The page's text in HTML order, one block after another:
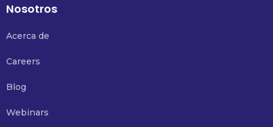
Nosotros
Acerca de
Careers
Blog
Webinars